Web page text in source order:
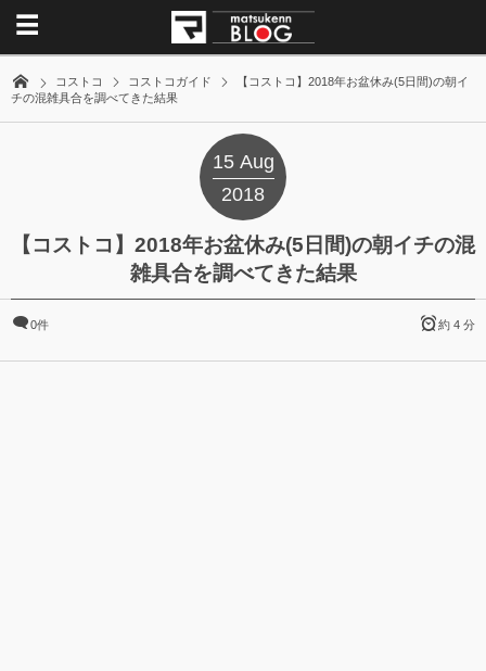
コストコ コストコガイド
【コストコ】2018年お盆休み(5日間)の朝イ
チの混雑具合を調べてきた結果
15 Aug
2018
【コストコ】2018年お盆休み(5日間)の朝イチの混
雑具合を調べてきた結果
0件 約 4 分